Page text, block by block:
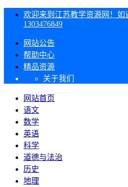
欢迎来到江苏教学资源网！如
1303476849
网站公告
帮助中心
精品资源
关于我们
网站首页
语文
数学
英语
科学
道德与法治
历史
地理